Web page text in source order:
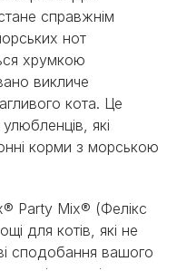
справжнім
нот
хрумкою
викличе
кота. Це
які
корми з морською
Party Mix® (Фелікс
для котів, які не
сподобання вашого